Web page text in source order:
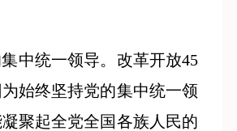
中统一领导。改革开放45
始终坚持党的集中统一领
聚起全党全国各族人民的